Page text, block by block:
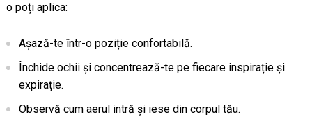
o poți aplica:
Așază-te într-o poziție confortabilă.
Închide ochii și concentrează-te pe fiecare inspirație și
expirație.
Observă cum aerul intră și iese din corpul tău.